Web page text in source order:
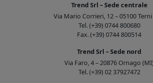
Trend Srl – Sede centrale
Via Mario Corrieri, 12 – 05100 Terni
Tel. (+39) 0744 800680
Fax. (+39) 0744 800514
Trend Srl – Sede nord
Via Faro, 4 – 20876 Ornago
Tel. (+39) 02 37927472